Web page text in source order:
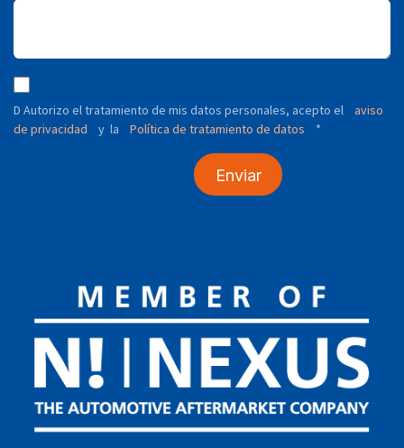
D Autorizo ​​el tratamiento de mis datos personales, acepto el
aviso
de privacidad
y la Política de tratamiento de datos *
Enviar